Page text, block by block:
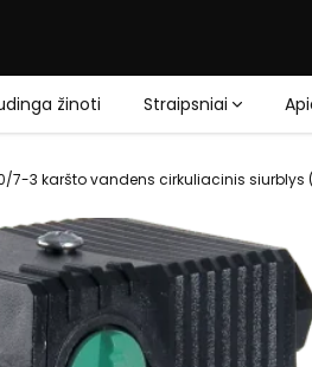
žinoti Straipsniai
7-3 karšto vandens cirkuliacinis siurblys